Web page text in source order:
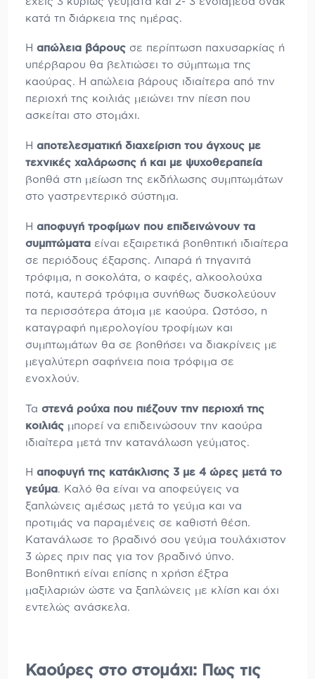
κατά τη διάρκεια της ημέρας.
Ηαπώλεια βάρους σε περίπτωση παχυσαρκίας ή
υπέρβαρου θα βελτιώσει το σύμπτωμα της
καούρας. Η απώλεια βάρους ιδιαίτερα από την
περιοχή της κοιλιάς μειώνει την πίεση που
ασκείται στο στομάχι.
Ηαποτελεσματική διαχείριση του άγχους με
τεχνικές χαλάρωσης ή και με ψυχοθεραπεία
βοηθά στη μείωση της εκδήλωσης συμπτωμάτων
στο γαστρεντερικό σύστημα.
Ηαποφυγή τροφίμων που επιδεινώνουν τα
συμπτώματα είναι εξαιρετικά βοηθητική ιδιαίτερα
σε περιόδους έξαρσης. Λιπαρά ή τηγανιτά
τρόφιμα, η σοκολάτα, ο καφές, αλκοολούχα
ποτά, καυτερά τρόφιμα συνήθως δυσκολεύουν
τα περισσότερα άτομα με καούρα. Ωστόσο, η
καταγραφή ημερολογίου τροφίμων και
συμπτωμάτων θα σε βοηθήσει να διακρίνεις με
μεγαλύτερη σαφήνεια ποια τρόφιμα σε
ενοχλούν.
Ταστενά ρούχα που πιέζουν την περιοχή της
κοιλιάς μπορεί να επιδεινώσουν την καούρα
ιδιαίτερα μετά την κατανάλωση γεύματος.
Ηαποφυγή της κατάκλισης 3 με 4 ώρες μετά το
γεύμα. Καλό θα είναι να αποφεύγεις να
ξαπλώνεις αμέσως μετά το γεύμα και να
προτιμάς να παραμένεις σε καθιστή θέση.
Κατανάλωσε το βραδινό σου γεύμα τουλάχιστον
3 ώρες πριν πας για τον βραδινό ύπνο.
Βοηθητική είναι επίσης η χρήση έξτρα
μαξιλαριών ώστε να ξαπλώνεις με κλίση και όχι
εντελώς ανάσκελα.
Καούρες στο στομάχι: Πως τις